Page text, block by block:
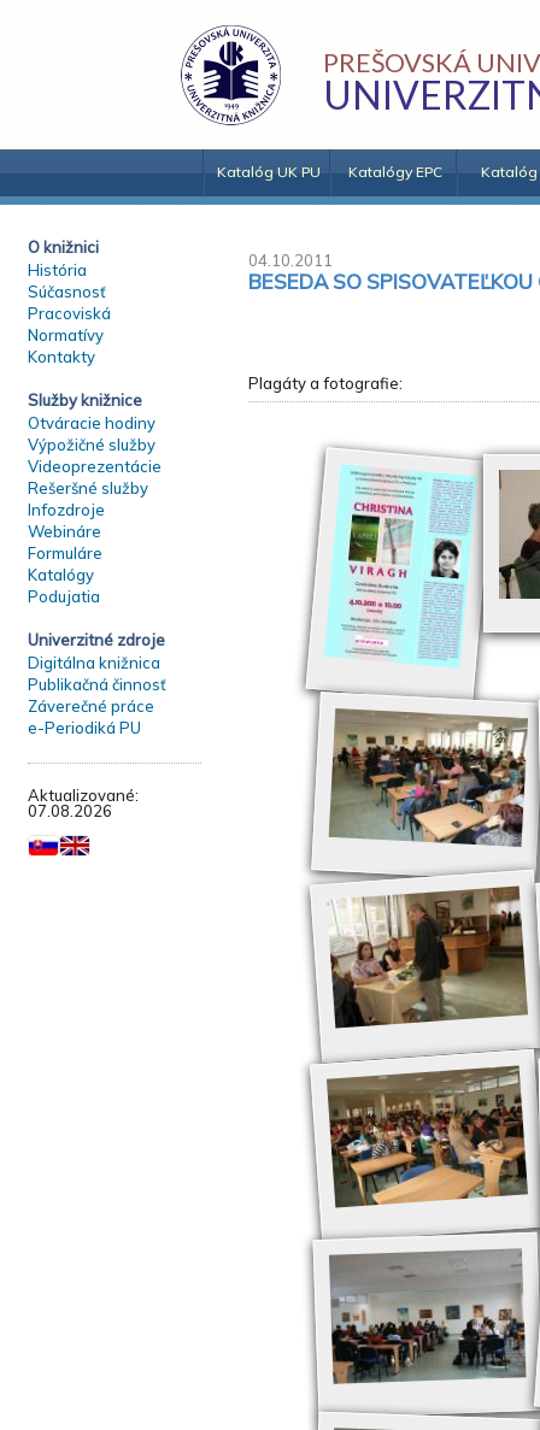
PREŠOVSKÁ
Katalóg UK PU Katalógy EPC Katalóg
O knižnici
História
Súčasnosť
Pracoviská
Normatívy
Kontakty
Služby knižnice
Otváracie hodiny
Výpožičné služby
Videoprezentácie
Rešeršné služby
Infozdroje
Webináre
Formuláre
Katalógy
Podujatia
Univerzitné zdroje
Digitálna knižnica
Publikačná činnosť
Záverečné práce
e-Periodiká PU
Aktualizované:
07.08.2026
04.10.2011
BESEDA SO
Plagáty a fotografie: